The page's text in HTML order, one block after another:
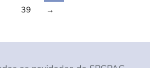
39
→